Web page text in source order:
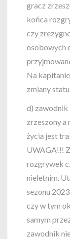
gracz
końca
czy
osobowych
Na
zmiany
d) zawodnik
zrzeszony a
życia jest
UWAGA!!!
rozgrywek
nieletnim.
sezonu
czy w tym
samym
zawodnik